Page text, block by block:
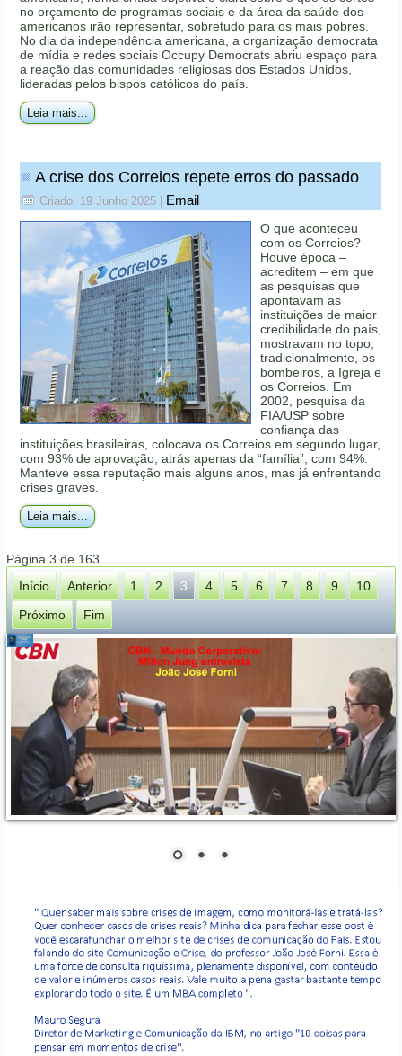
no orçamento de programas sociais e da área da saúde dos
americanos irão representar, sobretudo para os mais pobres.
No dia da independência americana, a organização democrata
de mídia e redes sociais Occupy Democrats abriu espaço para
a reação das comunidades religiosas dos Estados Unidos,
lideradas pelos bispos católicos do país.
Leia mais...
A crise dos Correios repete erros do passado
Criado: 19 Junho 2025 Email
O que aconteceu
com os Correios?
Houve época –
acreditem – em que
as pesquisas que
apontavam as
instituições de maior
credibilidade do país,
mostravam no topo,
tradicionalmente, os
bombeiros, a Igreja e
os Correios. Em
2002, pesquisa da
FIA/USP sobre
confiança das
instituições brasileiras, colocava os Correios em segundo lugar,
com 93% de aprovação, atrás apenas da “família”, com 94%.
Manteve essa reputação mais alguns anos, mas já enfrentando
crises graves.
Leia mais...
Página 3 de 163
Início
Anterior 1 2 3 4 5 6 7 8 9
10
Próximo
Fim